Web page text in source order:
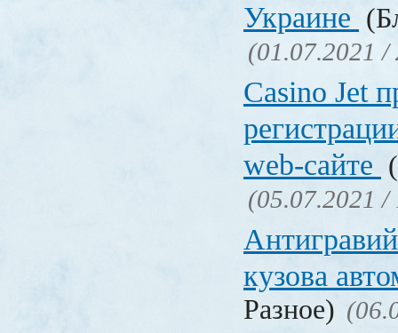
Украине
(01.07.2021 /
Сasino Jet
web-сайте
(05.07.2021 /
кузова
Разное)